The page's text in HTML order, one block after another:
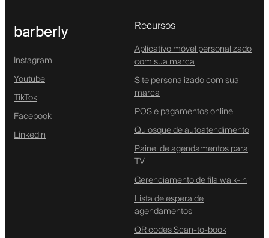
barberly
Instagram
Youtube
TikTok
Facebook
Linkedin
Recursos
Aplicativo móvel personalizado
com sua marca
Site personalizado com sua
marca
POS e pagamentos online
Quiosque de autoatendimento
Painel de agendamentos para
TV
Gerenciamento de fila walk-in
Lista de espera de
agendamentos
QR codes Scan-to-book